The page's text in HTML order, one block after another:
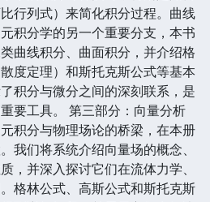
行列式）来简化积分过程。曲线
积分学的另一个重要分支，本书
曲线积分、曲面积分，并介绍格
度定理）和斯托克斯公式等基本
积分与微分之间的深刻联系，是
要工具。 第三部分：向量分析
积分与物理场论的桥梁，在本册
我们将系统介绍向量场的概念、
，并深入探讨它们在流体力学、
格林公式、高斯公式和斯托克斯